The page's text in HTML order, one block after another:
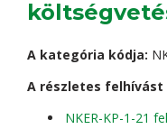
A kategória kódja:
A részletes
NKER-KP-1-21